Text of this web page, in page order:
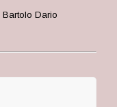
Bartolo Dario